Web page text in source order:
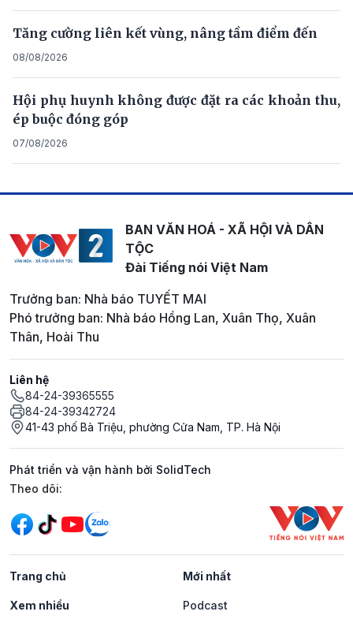
Tăng cường liên kết vùng, nâng tầm điểm đến
08/08/2026
Hội phụ huynh không được đặt ra các khoản thu,
ép buộc đóng góp
07/08/2026
BAN VĂN HOÁ - XÃ HỘI VÀ DÂN
TỘC
Đài Tiếng nói Việt Nam
Trưởng ban: Nhà báo TUYẾT MAI
Phó trưởng ban: Nhà báo Hồng Lan, Xuân Thọ, Xuân
Thân, Hoài Thu
Liên hệ
84-24-39365555
84-24-39342724
41-43 phố Bà Triệu, phường Cửa Nam, TP. Hà Nội
Phát triển và vận hành bởi SolidTech
Mạng xã hội
Theo dõi:
Trang chủ Mới nhất
Xem nhiều Podcast